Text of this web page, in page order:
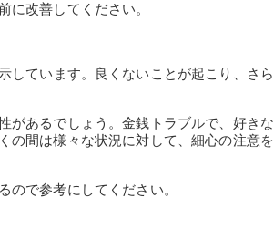
に改善してください。
しています。良くないことが起こり、さら
があるでしょう。金銭トラブルで、好きな
の間は様々な状況に対して、細心の注意を
ので参考にしてください。